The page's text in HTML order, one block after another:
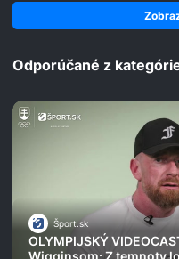
Odporúčané z
Šport.sk
OLYMPIJSKÝ